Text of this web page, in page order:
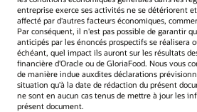
entreprise exerce ses activités ne se détériorent
affecté par d'autres facteurs économiques,
Par conséquent, il n'est pas possible de garantir
anticipés par les énoncés prospectifs se réalisera
échéant, quel impact ils auront sur les résultats
financière d'Oracle ou de GloriaFood. Nous vous
de manière indue auxdites déclarations
situation qu'à la date de rédaction du présent
ne sont en aucun cas tenus de mettre à jour les
présent document.